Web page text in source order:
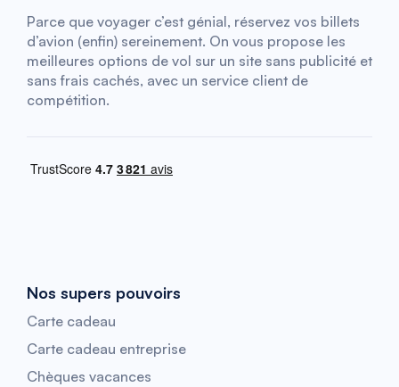
Parce que voyager c’est génial, réservez vos billets
d’avion (enfin) sereinement. On vous propose les
meilleures options de vol sur un site sans publicité et
sans frais cachés, avec un service client de
compétition.
Nos supers pouvoirs
Carte cadeau
Carte cadeau entreprise
Chèques vacances